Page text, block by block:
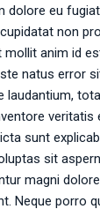
dolore eu
non
anim id
natus error
laudantium,
veritatis
sunt
sit
magni
Neque porro